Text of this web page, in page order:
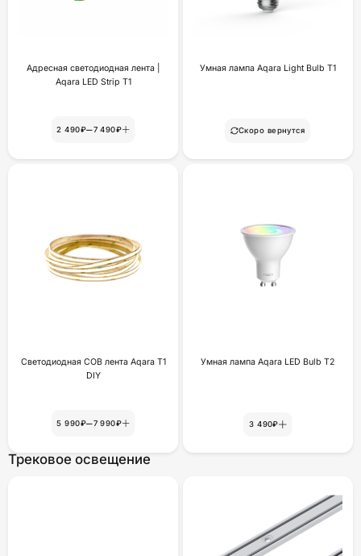
Адресная светодиодная лента |
Aqara LED Strip T1
2 490₽–7 490₽
Умная лампа Aqara Light Bulb T1
Скоро вернутся
Светодиодная COB лента Aqara T1
DIY
5 990₽–7 990₽
Умная лампа Aqara LED Bulb T2
3 490₽
Трековое освещение